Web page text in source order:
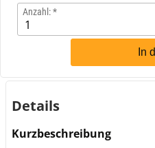
Anzahl:
In
Details
Kurzbeschreibung